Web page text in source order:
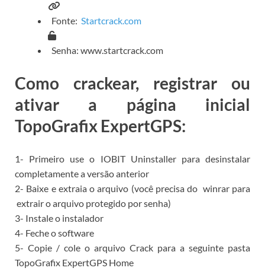
Fonte: Startcrack.com
Senha: www.startcrack.com
Como crackear, registrar ou
ativar a página inicial
TopoGrafix ExpertGPS:
1- Primeiro use o IOBIT Uninstaller paradesinstalar
completamente a versão anterior
2- Baixe e extraia o arquivo (você precisa do winrar para
extrair o arquivo protegido por senha)
3- Instale o instalador
4- Feche o software
5- Copie / cole o arquivo Crack para a seguinte pasta
TopoGrafix ExpertGPS Home